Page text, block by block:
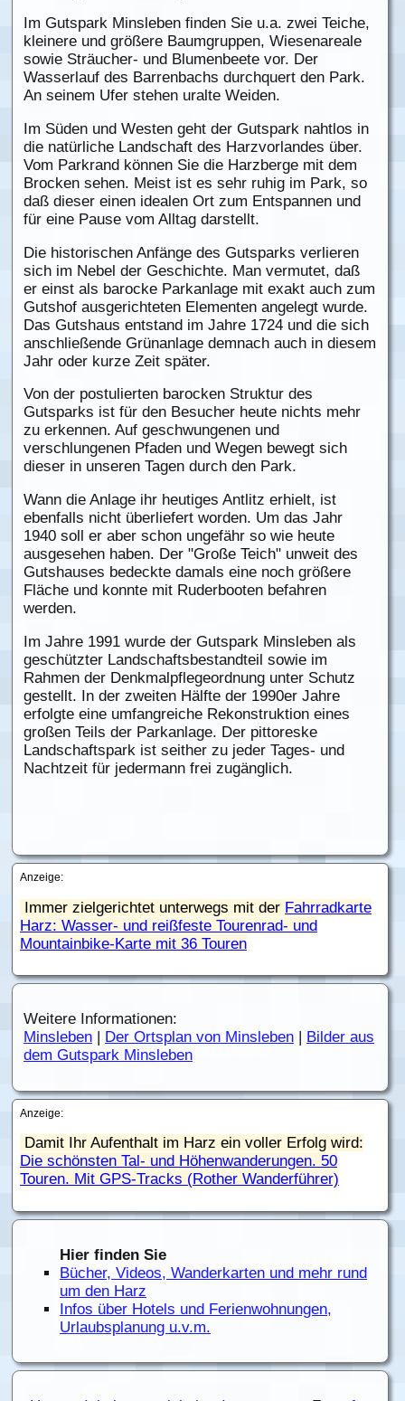
Im Gutspark Minsleben finden Sie u.a. zwei Teiche,
kleinere und größere Baumgruppen, Wiesenareale
sowie Sträucher- und Blumenbeete vor. Der
Wasserlauf des Barrenbachs durchquert den Park.
An seinem Ufer stehen uralte Weiden.
Im Süden und Westen geht der Gutspark nahtlos in
die natürliche Landschaft des Harzvorlandes über.
Vom Parkrand können Sie die Harzberge mit dem
Brocken sehen. Meist ist es sehr ruhig im Park, so
daß dieser einen idealen Ort zum Entspannen und
für eine Pause vom Alltag darstellt.
Die historischen Anfänge des Gutsparks verlieren
sich im Nebel der Geschichte. Man vermutet, daß
er einst als barocke Parkanlage mit exakt auch zum
Gutshof ausgerichteten Elementen angelegt wurde.
Das Gutshaus entstand im Jahre 1724 und die sich
anschließende Grünanlage demnach auch in diesem
Jahr oder kurze Zeit später.
Von der postulierten barocken Struktur des
Gutsparks ist für den Besucher heute nichts mehr
zu erkennen. Auf geschwungenen und
verschlungenen Pfaden und Wegen bewegt sich
dieser in unseren Tagen durch den Park.
Wann die Anlage ihr heutiges Antlitz erhielt, ist
ebenfalls nicht überliefert worden. Um das Jahr
1940 soll er aber schon ungefähr so wie heute
ausgesehen haben. Der "Große Teich" unweit des
Gutshauses bedeckte damals eine noch größere
Fläche und konnte mit Ruderbooten befahren
werden.
Im Jahre 1991 wurde der Gutspark Minsleben als
geschützter Landschaftsbestandteil sowie im
Rahmen der Denkmalpflegeordnung unter Schutz
gestellt. In der zweiten Hälfte der 1990er Jahre
erfolgte eine umfangreiche Rekonstruktion eines
großen Teils der Parkanlage. Der pittoreske
Landschaftspark ist seither zu jeder Tages- und
Nachtzeit für jedermann frei zugänglich.
Anzeige:
Immer zielgerichtet unterwegs mit der Fahrradkarte
Harz: Wasser- und reißfeste Tourenrad- und
Mountainbike-Karte mit 36 Touren
Weitere Informationen:
Minsleben | Der Ortsplan von Minsleben | Bilder aus
dem Gutspark Minsleben
Anzeige:
Damit Ihr Aufenthalt im Harz ein voller Erfolg wird:
Die schönsten Tal- und Höhenwanderungen. 50
Touren. Mit GPS-Tracks (Rother Wanderführer)
Hier finden Sie
Bücher, Videos, Wanderkarten und mehr rund
um den Harz
Infos über Hotels und Ferienwohnungen,
Urlaubsplanung u.v.m.